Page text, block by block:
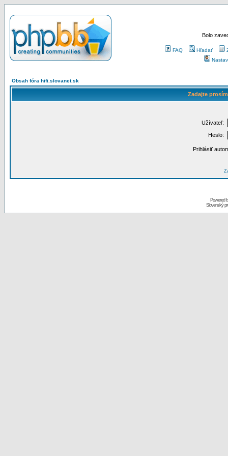
Bolo
FAQ Hľadať
Obsah fóra hifi.slovanet.sk
Zadajte
Užívateľ:
Heslo:
Prihlásiť
Powered
Slovenský